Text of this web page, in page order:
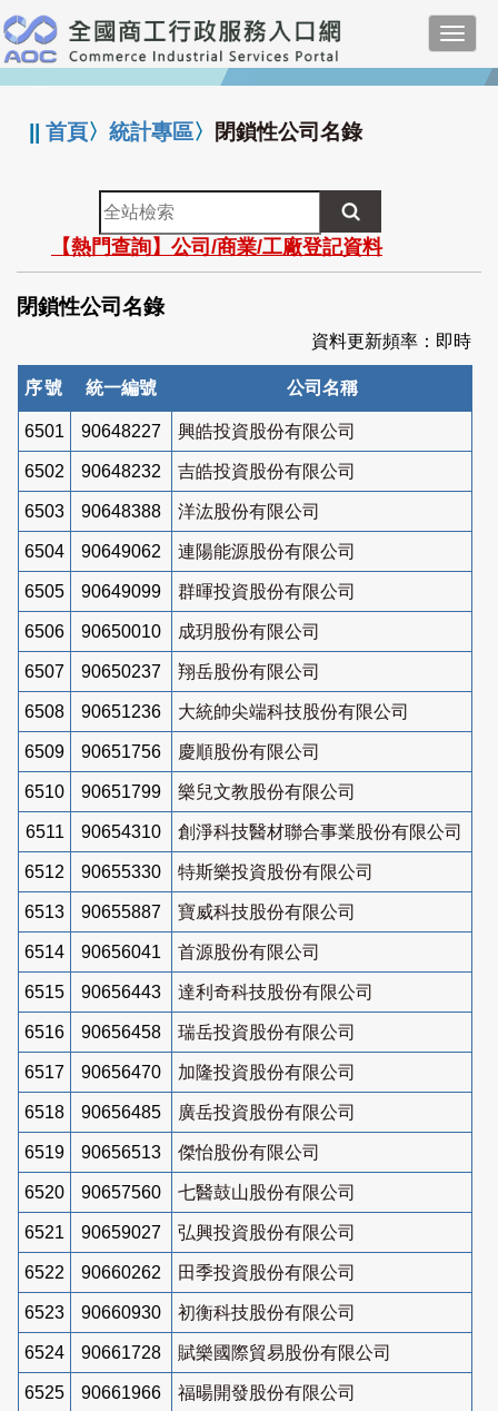
跳
到
主
要
:::
||首頁〉統計專區〉 閉鎖性公司名錄
全
站
檢
索
【熱門查詢】公司/商業/工廠登記資料
閉鎖性公司名錄
資料更新頻率：即時
序號 統一編號 公司名稱
6501 90648227 興皓投資股份有限公司
6502 90648232 吉皓投資股份有限公司
6503 90648388 洋汯股份有限公司
6504 90649062 連陽能源股份有限公司
6505 90649099 群暉投資股份有限公司
6506 90650010 成玥股份有限公司
6507 90650237 翔岳股份有限公司
6508 90651236 大統帥尖端科技股份有限公司
6509 90651756 慶順股份有限公司
6510 90651799 樂兒文教股份有限公司
6511 90654310 創淨科技醫材聯合事業股份有限公司
6512 90655330 特斯樂投資股份有限公司
6513 90655887 寶威科技股份有限公司
6514 90656041 首源股份有限公司
6515 90656443 達利奇科技股份有限公司
6516 90656458 瑞岳投資股份有限公司
6517 90656470 加隆投資股份有限公司
6518 90656485 廣岳投資股份有限公司
6519 90656513 傑怡股份有限公司
6520 90657560 七醫鼓山股份有限公司
6521 90659027 弘興投資股份有限公司
6522 90660262 田季投資股份有限公司
6523 90660930 初衡科技股份有限公司
6524 90661728 賦樂國際貿易股份有限公司
6525 90661966 福暘開發股份有限公司